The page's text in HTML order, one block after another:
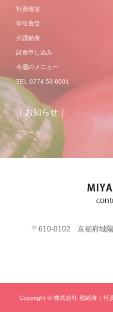
社員食堂
学生食堂
介護給食
試食申し込み
今週のメニュー
TEL 0774-53-6001
｜お知らせ｜
ニュース
〒610-0102 京都府城
Copyright © 株式会社 都給食｜社